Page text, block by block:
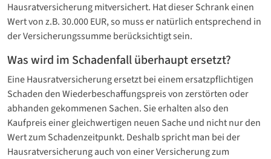
Hausratversicherung mitversichert. Hat dieser Schrank einen
Wert von z.B. 30.000 EUR, so muss er natürlich entsprechend in
der Versicherungssumme berücksichtigt sein.
Was wird im Schadenfall überhaupt ersetzt?
Eine Hausratversicherung ersetzt bei einem ersatzpflichtigen
Schaden den Wiederbeschaffungspreis von zerstörten oder
abhanden gekommenen Sachen. Sie erhalten also den
Kaufpreis einer gleichwertigen neuen Sache und nicht nur den
Wert zum Schadenzeitpunkt. Deshalb spricht man bei der
Hausratversicherung auch von einer Versicherung zum